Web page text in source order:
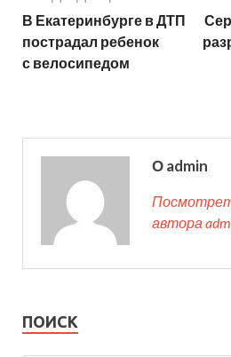
В Екатеринбурге в ДТП
пострадал ребенок
с велосипедом
О admin
автора
ПОИСК